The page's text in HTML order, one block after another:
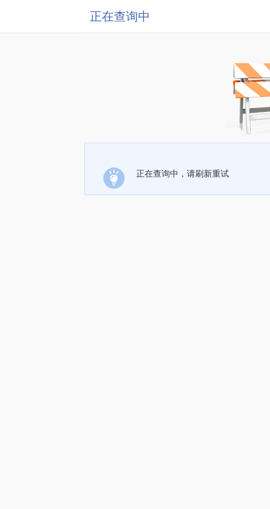
正在查询中
正在查询中，请刷新重试